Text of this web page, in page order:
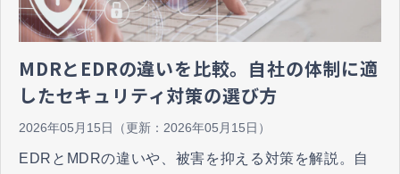
MDRとEDRの違いを比較。自社の体制に適
したセキュリティ対策の選び方
2026年05月15日 （更新： 2026年05月15日 ）
EDRとMDRの違いや、被害を抑える対策を解説。自